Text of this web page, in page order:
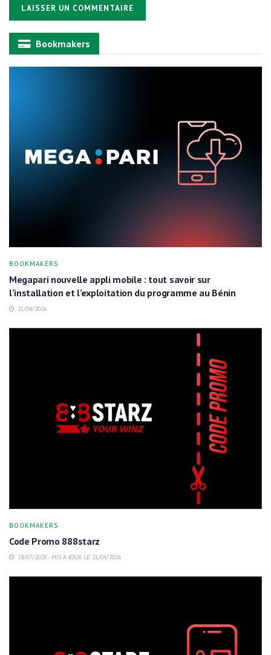
Alternative:Bookmakers
BOOKMAKERS
Megapari nouvelle appli mobile : tout savoir sur
l’installation et l’exploitation du programme au Bénin
21/04/2026
BOOKMAKERS
Code Promo 888starz
28/07/2025 - MIS À JOUR LE 21/04/2026